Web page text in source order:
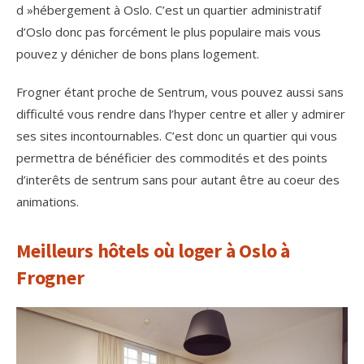
d »hébergement à Oslo. C’est un quartier administratif
d’Oslo donc pas forcément le plus populaire mais vous
pouvez y dénicher de bons plans logement.
Frogner étant proche de Sentrum, vous pouvez aussi sans
difficulté vous rendre dans l’hyper centre et aller y admirer
ses sites incontournables. C’est donc un quartier qui vous
permettra de bénéficier des commodités et des points
d’interêts de sentrum sans pour autant être au coeur des
animations.
Meilleurs hôtels où loger à Oslo à
Frogner